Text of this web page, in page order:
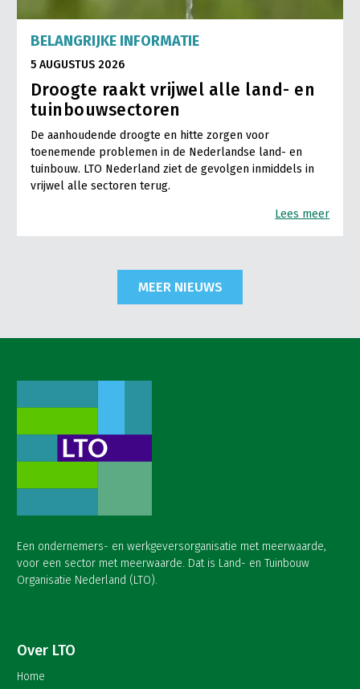
BELANGRIJKE INFORMATIE
5 AUGUSTUS 2026
Droogte raakt vrijwel alle land- en
tuinbouwsectoren
De aanhoudende droogte en hitte zorgen voor
toenemende problemen in de Nederlandse land- en
tuinbouw. LTO Nederland ziet de gevolgen inmiddels in
vrijwel alle sectoren terug.
Lees meer
MEER NIEUWS
Een ondernemers- en werkgeversorganisatie met meerwaarde,
voor een sector met meerwaarde. Dat is Land- en Tuinbouw
Organisatie Nederland (LTO).
Over LTO
Home